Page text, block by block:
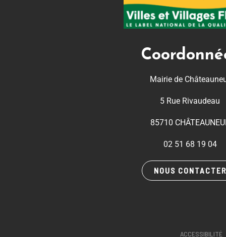
Mairie de
5 Rue Rivaudeau
85710
02 51 68 19 04
NOUS CONTACTER
ACCESSIBILITÉ